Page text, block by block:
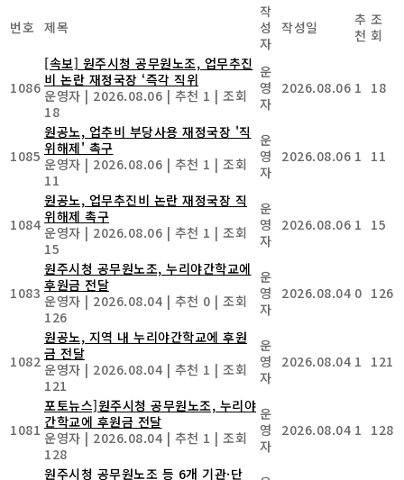
번호 제목
작
성
자
작성일
추
천
조
회
1086
[속보] 원주시청 공무원노조, 업무추진
비 논란 재정국장 ‘즉각 직위
운영자 | 2026.08.06 | 추천 1 | 조회
18
운
영
자
2026.08.06 1 18
1085
원공노, 업추비 부당사용 재정국장 '직
위해제' 촉구
운영자 | 2026.08.06 | 추천 1 | 조회
11
운
영
자
2026.08.06 1 11
1084
원공노, 업무추진비 논란 재정국장 직
위해제 촉구
운영자 | 2026.08.06 | 추천 1 | 조회
15
운
영
자
2026.08.06 1 15
1083
원주시청 공무원노조, 누리야간학교에
후원금 전달
운영자 | 2026.08.04 | 추천 0 | 조회
126
운
영
자
2026.08.04 0 126
1082
원공노, 지역 내 누리야간학교에 후원
금 전달
운영자 | 2026.08.04 | 추천 1 | 조회
121
운
영
자
2026.08.04 1 121
1081
포토뉴스]원주시청 공무원노조, 누리야
간학교에 후원금 전달
운영자 | 2026.08.04 | 추천 1 | 조회
128
운
영
자
2026.08.04 1 128
원주시청 공무원노조 등 6개 기관·단